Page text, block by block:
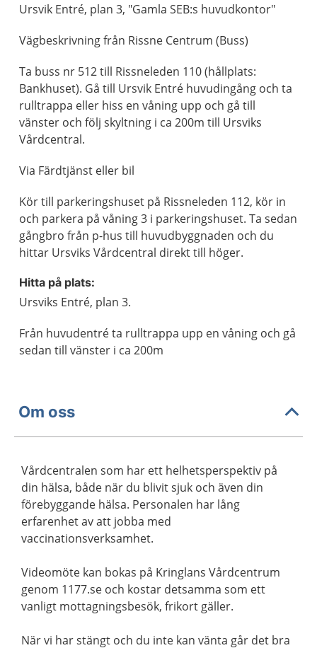
Ursvik Entré, plan 3, "Gamla SEB:s huvudkontor"
Vägbeskrivning från Rissne Centrum (Buss)
Ta buss nr 512 till Rissneleden 110 (hållplats:
Bankhuset). Gå till Ursvik Entré huvudingång och ta
rulltrappa eller hiss en våning upp och gå till
vänster och följ skyltning i ca 200m till Ursviks
Vårdcentral.
Via Färdtjänst eller bil
Kör till parkeringshuset på Rissneleden 112, kör in
och parkera på våning 3 i parkeringshuset. Ta sedan
gångbro från p-hus till huvudbyggnaden och du
hittar Ursviks Vårdcentral direkt till höger.
Hitta på plats:
Ursviks Entré, plan 3.
Från huvudentré ta rulltrappa upp en våning och gå
sedan till vänster i ca 200m
Om oss
Vårdcentralen som har ett helhetsperspektiv på
din hälsa, både när du blivit sjuk och även din
förebyggande hälsa. Personalen har lång
erfarenhet av att jobba med
vaccinationsverksamhet.
Videomöte kan bokas på Kringlans Vårdcentrum
genom 1177.se och kostar detsamma som ett
vanligt mottagningsbesök, frikort gäller.
När vi har stängt och du inte kan vänta går det bra